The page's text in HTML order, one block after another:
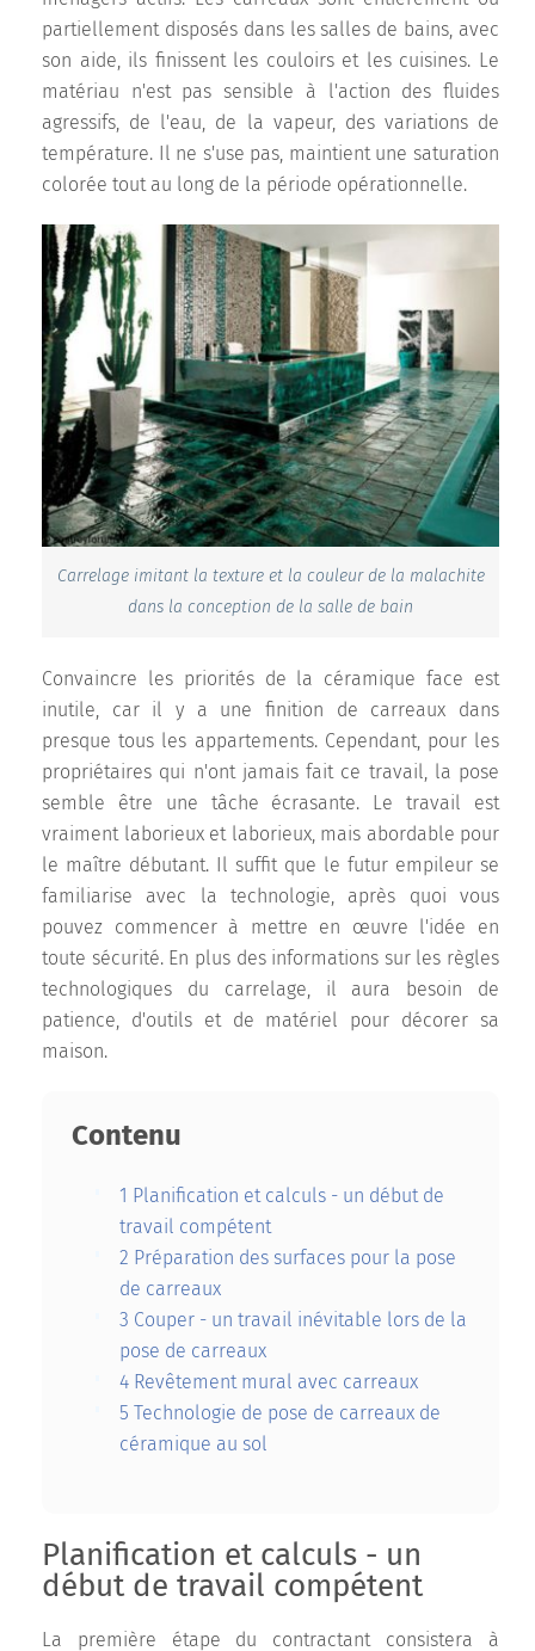
partiellement disposés dans les salles de bains, avec
son aide, ils finissent les couloirs et les cuisines. Le
matériau n'est pas sensible à l'action des fluides
agressifs, de l'eau, de la vapeur, des variations de
température. Il ne s'use pas, maintient une saturation
colorée tout au long de la période opérationnelle.
Carrelage imitant la texture et la couleur de la malachite
dans la conception de la salle de bain
Convaincre les priorités de la céramique face est
inutile, car il y a une finition de carreaux dans
presque tous les appartements. Cependant, pour les
propriétaires qui n'ont jamais fait ce travail, la pose
semble être une tâche écrasante. Le travail est
vraiment laborieux et laborieux, mais abordable pour
le maître débutant. Il suffit que le futur empileur se
familiarise avec la technologie, après quoi vous
pouvez commencer à mettre en œuvre l'idée en
toute sécurité. En plus des informations sur les règles
technologiques du carrelage, il aura besoin de
patience, d'outils et de matériel pour décorer sa
maison.
Contenu
1 Planification et calculs - un début de
travail compétent
2 Préparation des surfaces pour la pose
de carreaux
3 Couper - un travail inévitable lors de la
pose de carreaux
4 Revêtement mural avec carreaux
5 Technologie de pose de carreaux de
céramique au sol
Planification et calculs - un
début de travail compétent
La première étape du contractant consistera à